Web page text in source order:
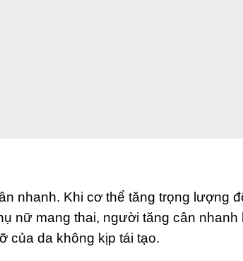
nhanh. Khi cơ thể tăng trọng lượng
nữ mang thai, người tăng cân
của da không kịp tái tạo.